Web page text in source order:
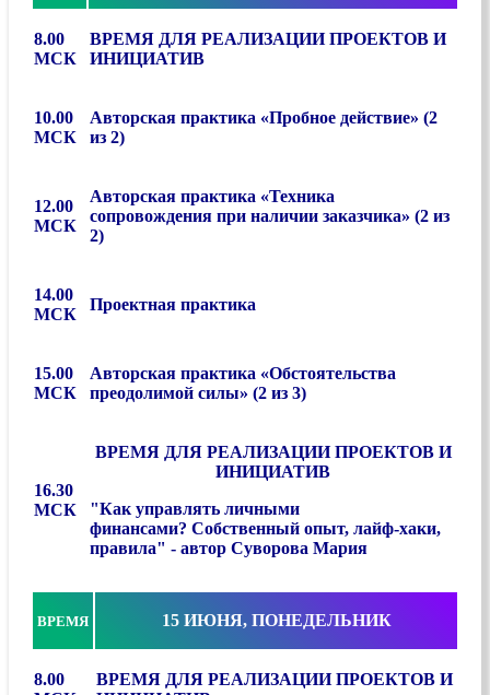
8.00
МСК
ВРЕМЯ ДЛЯ РЕАЛИЗАЦИИ ПРОЕКТОВ И
ИНИЦИАТИВ
10.00
МСК
Авторская практика «Пробное действие» (2
из 2)
12.00
МСК
Авторская практика «Техника
сопровождения при наличии заказчика» (2 из
2)
14.00
МСК
Проектная практика
15.00
МСК
Авторская практика «Обстоятельства
преодолимой силы» (2 из 3)
16.30
МСК
ВРЕМЯ ДЛЯ РЕАЛИЗАЦИИ ПРОЕКТОВ И
ИНИЦИАТИВ
"Как управлять личными
финансами? Собственный опыт, лайф-хаки,
правила" - автор Суворова Мария
ВРЕМЯ 15 ИЮНЯ, ПОНЕДЕЛЬНИК
8.00
ВРЕМЯ ДЛЯ РЕАЛИЗАЦИИ ПРОЕКТОВ И